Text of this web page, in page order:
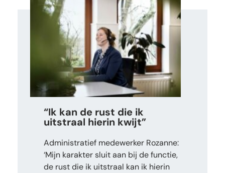
“Ik kan de rust die ik
uitstraal hierin kwijt”
Administratief medewerker Rozanne:
‘Mijn karakter sluit aan bij de functie,
de rust die ik uitstraal kan ik hierin